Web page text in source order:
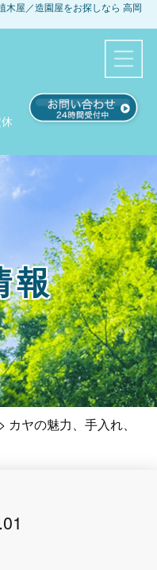
木屋／造園屋をお探しなら 高岡
報
カヤの魅力、手入れ、